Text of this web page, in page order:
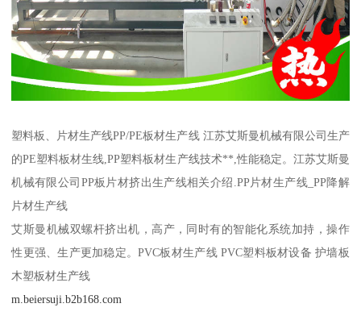
塑料板、片材生产线PP/PE板材生产线 江苏艾斯曼机械有限公司生产
的PE塑料板材生线,PP塑料板材生产线技术**,性能稳定。江苏艾斯曼
机械有限公司PP板片材挤出生产线相关介绍.PP片材生产线_PP降解
片材生产线
艾斯曼机械双螺杆挤出机，高产，同时有的智能化系统加持，操作
性更强、生产更加稳定。PVC板材生产线 PVC塑料板材设备 护墙板
木塑板材生产线
m.beiersuji.b2b168.com